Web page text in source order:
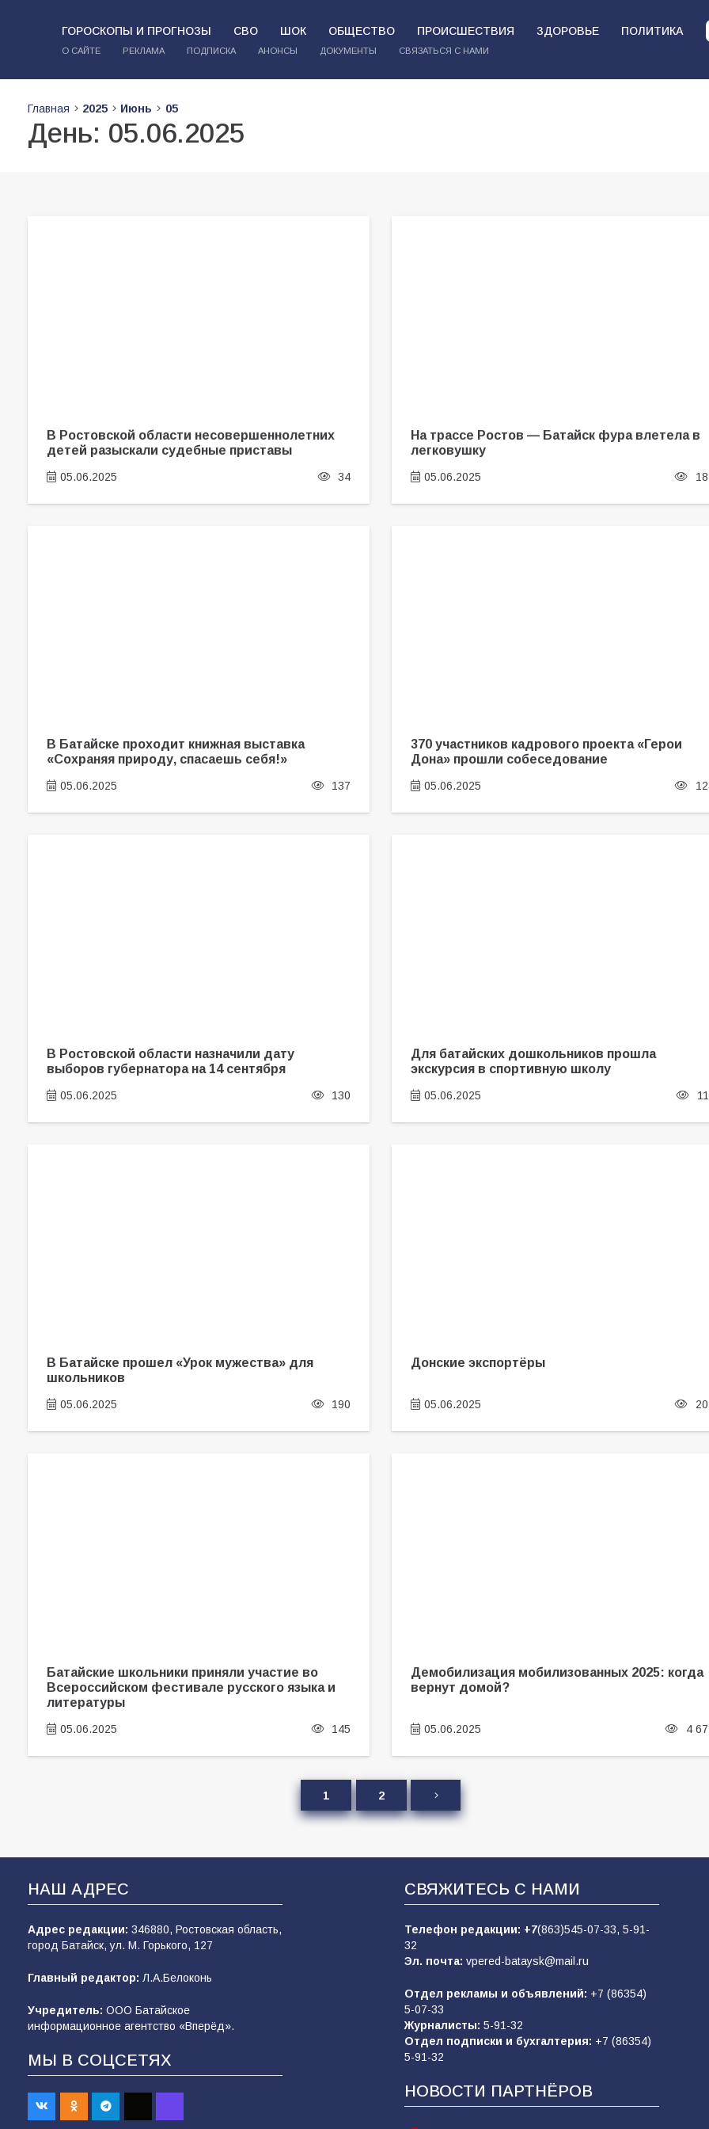
ГОРОСКОПЫ И ПРОГНОЗЫ СВО ШОК ОБЩЕСТВО ПРОИСШЕСТВИЯ ЗДОРОВЬЕ ПОЛИТИКА
О САЙТЕ РЕКЛАМА ПОДПИСКА АНОНСЫ ДОКУМЕНТЫ СВЯЗАТЬСЯ С НАМИ
Главная 2025 Июнь 05
День: 05.06.2025
В Ростовской области несовершеннолетних
детей разыскали судебные приставы
05.06.2025 34
На трассе Ростов — Батайск фура влетела в
легковушку
05.06.2025
В Батайске проходит книжная выставка
«Сохраняя природу, спасаешь себя!»
05.06.2025 137
370 участников кадрового проекта «Герои
Дона» прошли собеседование
05.06.2025
В Ростовской области назначили дату
выборов губернатора на 14 сентября
05.06.2025 130
Для батайских дошкольников прошла
экскурсия в спортивную школу
05.06.2025
В Батайске прошел «Урок мужества» для
школьников
05.06.2025 190
Донские экспортёры
05.06.2025
Батайские школьники приняли участие во
Всероссийском фестивале русского языка и
литературы
05.06.2025 145
Демобилизация мобилизованных 2025: когда
вернут домой?
05.06.2025 4
1 2
НАШ АДРЕС
Адрес редакции: 346880, Ростовская область,
город Батайск, ул. М. Горького, 127
Главный редактор: Л.А.Белоконь
Учредитель: ООО Батайское
информационное агентство «Вперёд».
МЫ В СОЦСЕТЯХ
СВЯЖИТЕСЬ С НАМИ
Телефон редакции: +7(863)545-07-33, 5-91-
32
Эл. почта: vpered-bataysk@mail.ru
Отдел рекламы и объявлений: +7 (86354)
5-07-33
Журналисты: 5-91-32
Отдел подписки и бухгалтерия: +7 (86354)
5-91-32
НОВОСТИ ПАРТНЁРОВ